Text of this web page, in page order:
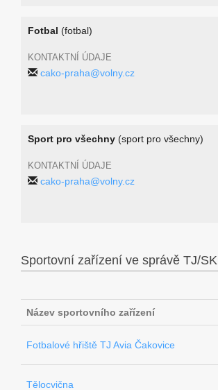
Fotbal (fotbal)
KONTAKTNÍ ÚDAJE
cako-praha@volny.cz
Sport pro všechny (sport pro všechny)
KONTAKTNÍ ÚDAJE
cako-praha@volny.cz
Sportovní zařízení ve správě TJ/SK
Název sportovního zařízení
Fotbalové hřiště TJ Avia Čakovice
Tělocvična